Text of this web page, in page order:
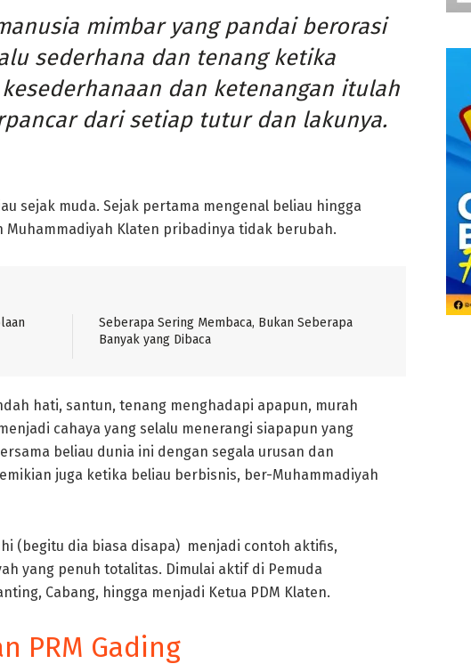
mimbar yang pandai berorasi
sederhana dan tenang ketika
dan ketenangan itulah
dari setiap tutur dan lakunya.
sejak muda. Sejak pertama mengenal beliau hingga
Klaten pribadinya tidak berubah.
Seberapa Sering Membaca, Bukan Seberapa
Banyak yang Dibaca
hati, santun, tenang menghadapi apapun, murah
cahaya yang selalu menerangi siapapun yang
beliau dunia ini dengan segala urusan dan
juga ketika beliau berbisnis, ber-Muhammadiyah
(begitu dia biasa disapa) menjadi contoh aktifis,
yang penuh totalitas. Dimulai aktif di Pemuda
Cabang, hingga menjadi Ketua PDM Klaten.
PRM Gading